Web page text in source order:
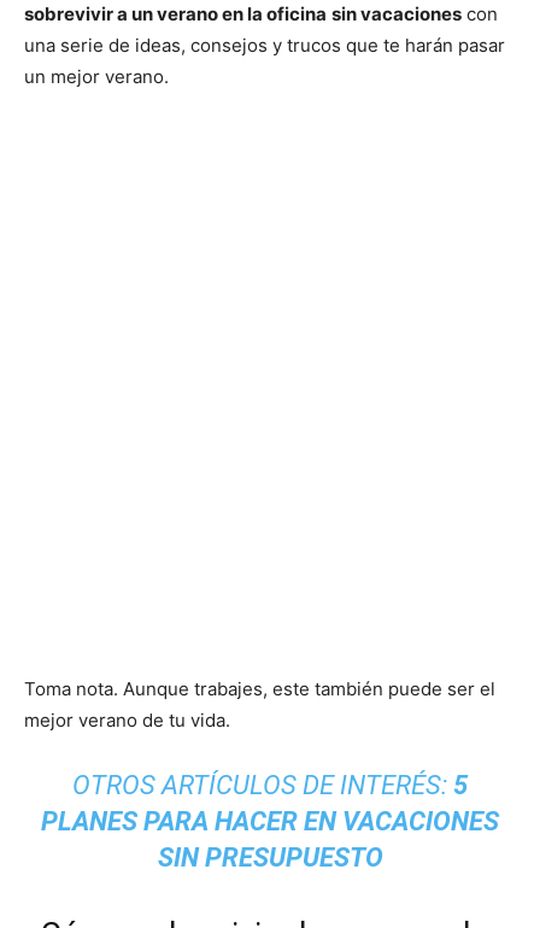
sobrevivir a un verano en la oficina sin vacaciones con
una serie de ideas, consejos y trucos que te harán pasar
un mejor verano.
Toma nota. Aunque trabajes, este también puede ser el
mejor verano de tu vida.
OTROS ARTÍCULOS DE INTERÉS: 5
PLANES PARA HACER EN VACACIONES
SIN PRESUPUESTO